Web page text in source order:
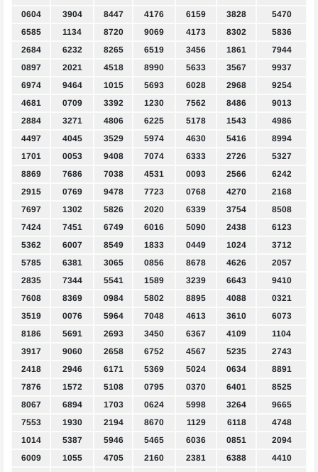
0604
3904 8447 4176 6159 3828
5470
6585
1134 8720 9069 4173 8302
5836
2684
6232 8265 6519 3456 1861
7944
0897
2021 4518 8990 5633 3567
9937
6974
9464 1015 5693 6028 2968
9254
4681
0709 3392 1230 7562 8486
9013
2884
3271 4806 6225 5178 1543
4986
4497
4045 3529 5974 4630 5416
8994
1701
0053 9408 7074 6333 2726
5327
8869
7686 7038 4531 0093 2566
6242
2915
0769 9478 7723 0768 4270
2168
7697
1302 5826 2020 6339 3754
8508
7424
7451 6749 6016 5090 2438
6123
5362
6007 8549 1833 0449 1024
3712
5785
6381 3065 0856 8678 4626
2057
2835
7344 5541 1589 3239 6643
9410
7608
8369 0984 5802 8895 4088
0321
3519
0076 5964 7048 4613 3610
6073
8186
5691 2693 3450 6367 4109
1104
3917
9060 2658 6752 4567 5235
2743
2418
2946 6171 5369 5024 0634
8891
7876
1572 5108 0795 0370 6401
8525
8067
6894 1703 0624 5998 3264
9665
7553
1930 2194 8670 1129 6118
4748
1014
5387 5946 5465 6036 0851
2094
6009
1055 4705 2160 2381 6388
4410